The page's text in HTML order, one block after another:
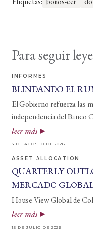
Para seguir
INFORMES
BLINDANDO EL
El Gobierno refuerza las
independencia del Banco
leer más
3 DE AGOSTO DE 2026
ASSET ALLOCATION
QUARTERLY
MERCADO
House View Global de
leer más
15 DE JULIO DE 2026